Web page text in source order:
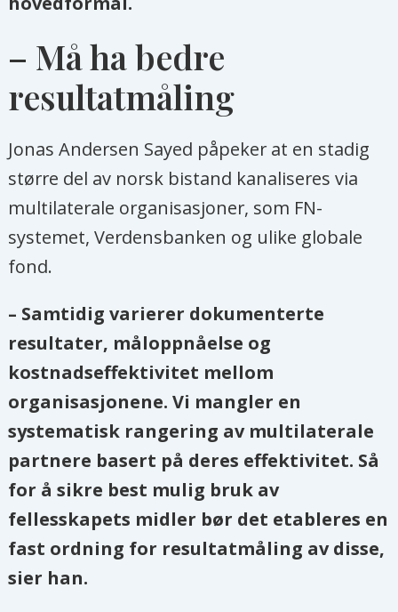
– Må ha bedre
resultatmåling
Jonas Andersen Sayed påpeker at en stadig
større del av norsk bistand kanaliseres via
multilaterale organisasjoner, som FN-
systemet, Verdensbanken og ulike globale
fond.
– Samtidig varierer dokumenterte
resultater, måloppnåelse og
kostnadseffektivitet mellom
organisasjonene. Vi mangler en
systematisk rangering av multilaterale
partnere basert på deres effektivitet. Så
for å sikre best mulig bruk av
fellesskapets midler bør det etableres en
fast ordning for resultatmåling av disse,
sier han.